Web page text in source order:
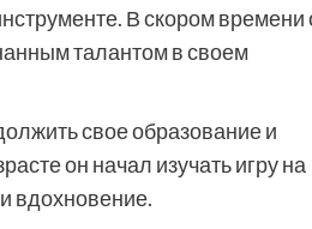
В скором времени
талантом в своем
свое образование и
он начал изучать игру на
вдохновение.